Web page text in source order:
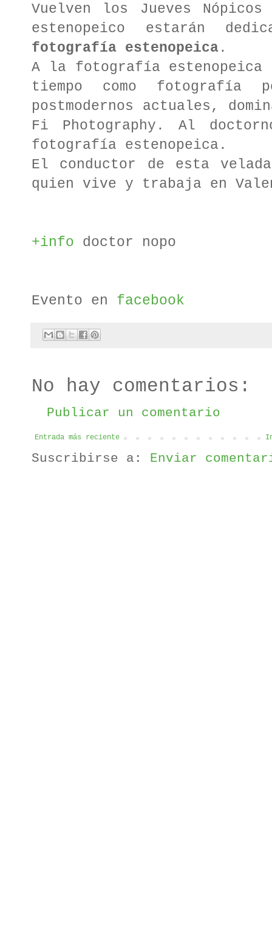
Vuelven los Jueves
estenopeico estarán
fotografía estenopeica.
A la fotografía estenopeica
tiempo como fotografía
postmodernos actuales,
Fi Photography. Al
fotografía estenopeica.
El conductor de esta
quien vive y trabaja en
+info doctor nopo
Evento en facebook
No hay comentarios:
Publicar un comentario
Entrada más reciente
Suscribirse a: Enviar